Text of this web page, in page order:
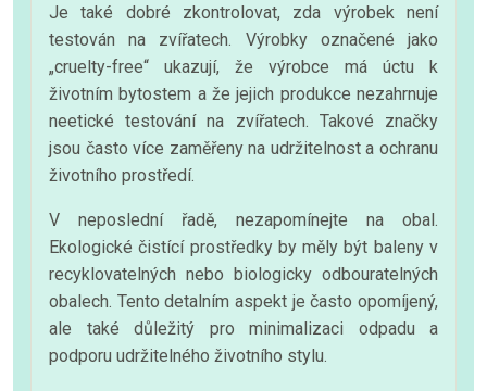
Je také dobré zkontrolovat, zda výrobek není
testován na zvířatech. Výrobky označené jako
„cruelty-free“ ukazují, že výrobce má úctu k
životním bytostem a že jejich produkce nezahrnuje
neetické testování na zvířatech. Takové značky
jsou často více zaměřeny na udržitelnost a ochranu
životního prostředí.
V neposlední řadě, nezapomínejte na obal.
Ekologické čistící prostředky by měly být baleny v
recyklovatelných nebo biologicky odbouratelných
obalech. Tento detalním aspekt je často opomíjený,
ale také důležitý pro minimalizaci odpadu a
podporu udržitelného životního stylu.